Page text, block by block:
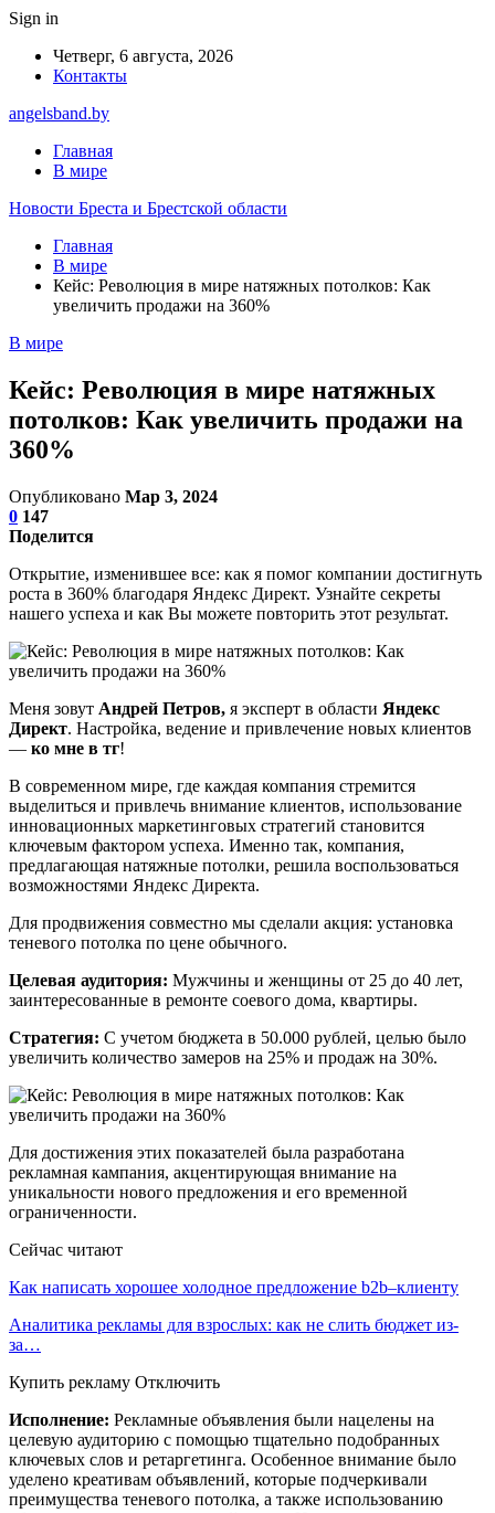
Sign in
Четверг, 6 августа, 2026
Контакты
angelsband.by
Главная
В мире
Новости Бреста и Брестской области
Главная
В мире
Кейс: Революция в мире натяжных потолков: Как
увеличить продажи на 360%
В мире
Кейс: Революция в мире натяжных
потолков: Как увеличить продажи на
360%
Опубликовано Мар 3, 2024
0 147
Поделится
Открытие, изменившее все: как я помог компании достигнуть
роста в 360% благодаря Яндекс Директ. Узнайте секреты
нашего успеха и как Вы можете повторить этот результат.
Меня зовут Андрей Петров, я эксперт в области Яндекс
Директ. Настройка, ведение и привлечение новых клиентов
— ко мне в тг!
В современном мире, где каждая компания стремится
выделиться и привлечь внимание клиентов, использование
инновационных маркетинговых стратегий становится
ключевым фактором успеха. Именно так, компания,
предлагающая натяжные потолки, решила воспользоваться
возможностями Яндекс Директа.
Для продвижения совместно мы сделали акция: установка
теневого потолка по цене обычного.
Целевая аудитория: Мужчины и женщины от 25 до 40 лет,
заинтересованные в ремонте соевого дома, квартиры.
Стратегия: С учетом бюджета в 50.000 рублей, целью было
увеличить количество замеров на 25% и продаж на 30%.
Для достижения этих показателей была разработана
рекламная кампания, акцентирующая внимание на
уникальности нового предложения и его временной
ограниченности.
Сейчас читают
Как написать хорошее холодное предложение b2b–клиенту
Аналитика рекламы для взрослых: как не слить бюджет из-
за…
Купить рекламу Отключить
Исполнение: Рекламные объявления были нацелены на
целевую аудиторию с помощью тщательно подобранных
ключевых слов и ретаргетинга. Особенное внимание было
уделено креативам объявлений, которые подчеркивали
преимущества теневого потолка, а также использованию